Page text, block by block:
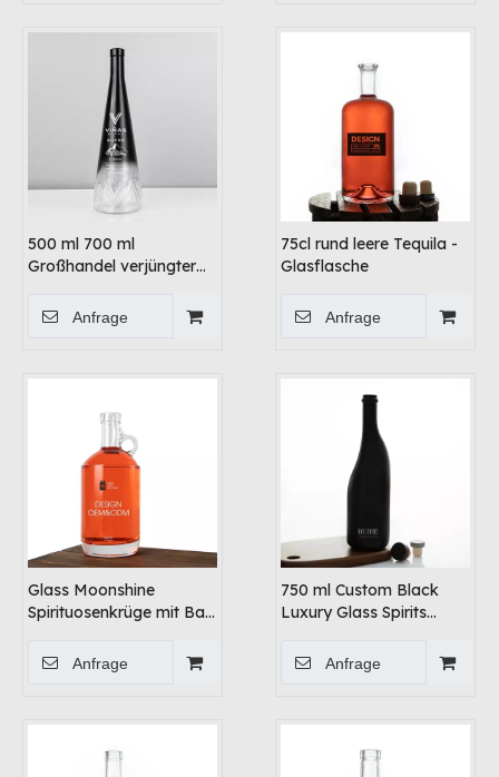
500 ml 700 ml
Großhandel verjüngter
Spirituosenflasche mit
Anfrage
75cl rund leere Tequila -
Glasflasche
Anfrage
Glass Moonshine
Spirituosenkrüge mit Bar
Anfrage
750 ml Custom Black
Luxury Glass Spirits
Anfrage